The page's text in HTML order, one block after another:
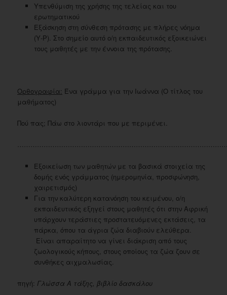
Υπενθύμιση της χρήσης της τελείας και του
ερωτηματικού
Εξάσκηση στη σύνθεση πρότασης με πλήρες νόημα
(Υ-Ρ). Στο σημείο αυτό ο/η εκπαιδευτικός εξοικειώνει
τους μαθητές με την έννοια της πρότασης.
Ορθογραφία: Ένα γράμμα για την Ιωάννα (Ο τίτλος του
μαθήματος)
Πού πας; Πάω στο λιοντάρι που με περιμένει.
Εξοικείωση των μαθητών με τα βασικά στοιχεία της
δομής ενός γράμματος (ημερομηνία, προσφώνηση,
χαιρετισμός)
Για την καλύτερη κατανόηση του κειμένου, ο/η
εκπαιδευτικός εξηγεί στους μαθητές ότι στην Αφρική
υπάρχουν τεράστιες προστατευόμενες εκτάσεις, τα
πάρκα, όπου τα άγρια ζώα διαβιούν ελεύθερα.
Είναι απαραίτητο να γίνει διάκριση από τους
ζωολογικούς κήπους, στους οποίους τα ζώα ζουν σε
συνθήκες αιχμαλωσίας.
πηγή: Γλώσσα Α τάξης, βιβλίο δασκάλου